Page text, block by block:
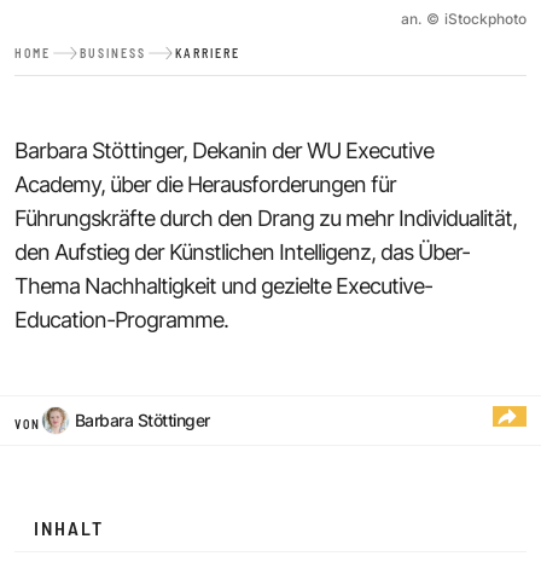
an. © iStockphoto
HOME BUSINESS KARRIERE
Barbara Stöttinger, Dekanin der WU Executive
Academy, über die Herausforderungen für
Führungskräfte durch den Drang zu mehr Individualität,
den Aufstieg der Künstlichen Intelligenz, das Über-
Thema Nachhaltigkeit und gezielte Executive-
Education-Programme.
VON Barbara Stöttinger
INHALT